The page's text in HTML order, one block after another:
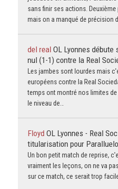
sans finir ses actions.
mais on a manqué de précision
del real OL Lyonnes débute
nul (1-1) contre la Real
Les jambes sont lourdes mais
européens contre la Real
temps ont montré nos limites
le niveau de…
Floyd OL Lyonnes - Real
titularisation pour Paralluelo
Un bon petit match de reprise,
vraiment les leçons, on ne va
sur ce match, ce serait trop